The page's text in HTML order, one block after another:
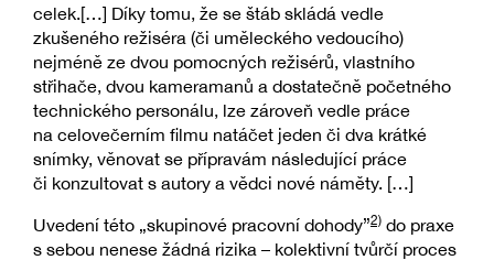
celek.[…] Díky tomu, že se štáb skládá vedle
zkušeného režiséra (či uměleckého vedoucího)
nejméně ze dvou pomocných režisérů, vlastního
střihače, dvou kameramanů a dostatečně početného
technického personálu, lze zároveň vedle práce
na celovečerním filmu natáčet jeden či dva krátké
snímky, věnovat se přípravám následující práce
či konzultovat s autory a vědci nové náměty. […]
Uvedení této „skupinové pracovní dohody”2) do praxe
s sebou nenese žádná rizika – kolektivní tvůrčí proces